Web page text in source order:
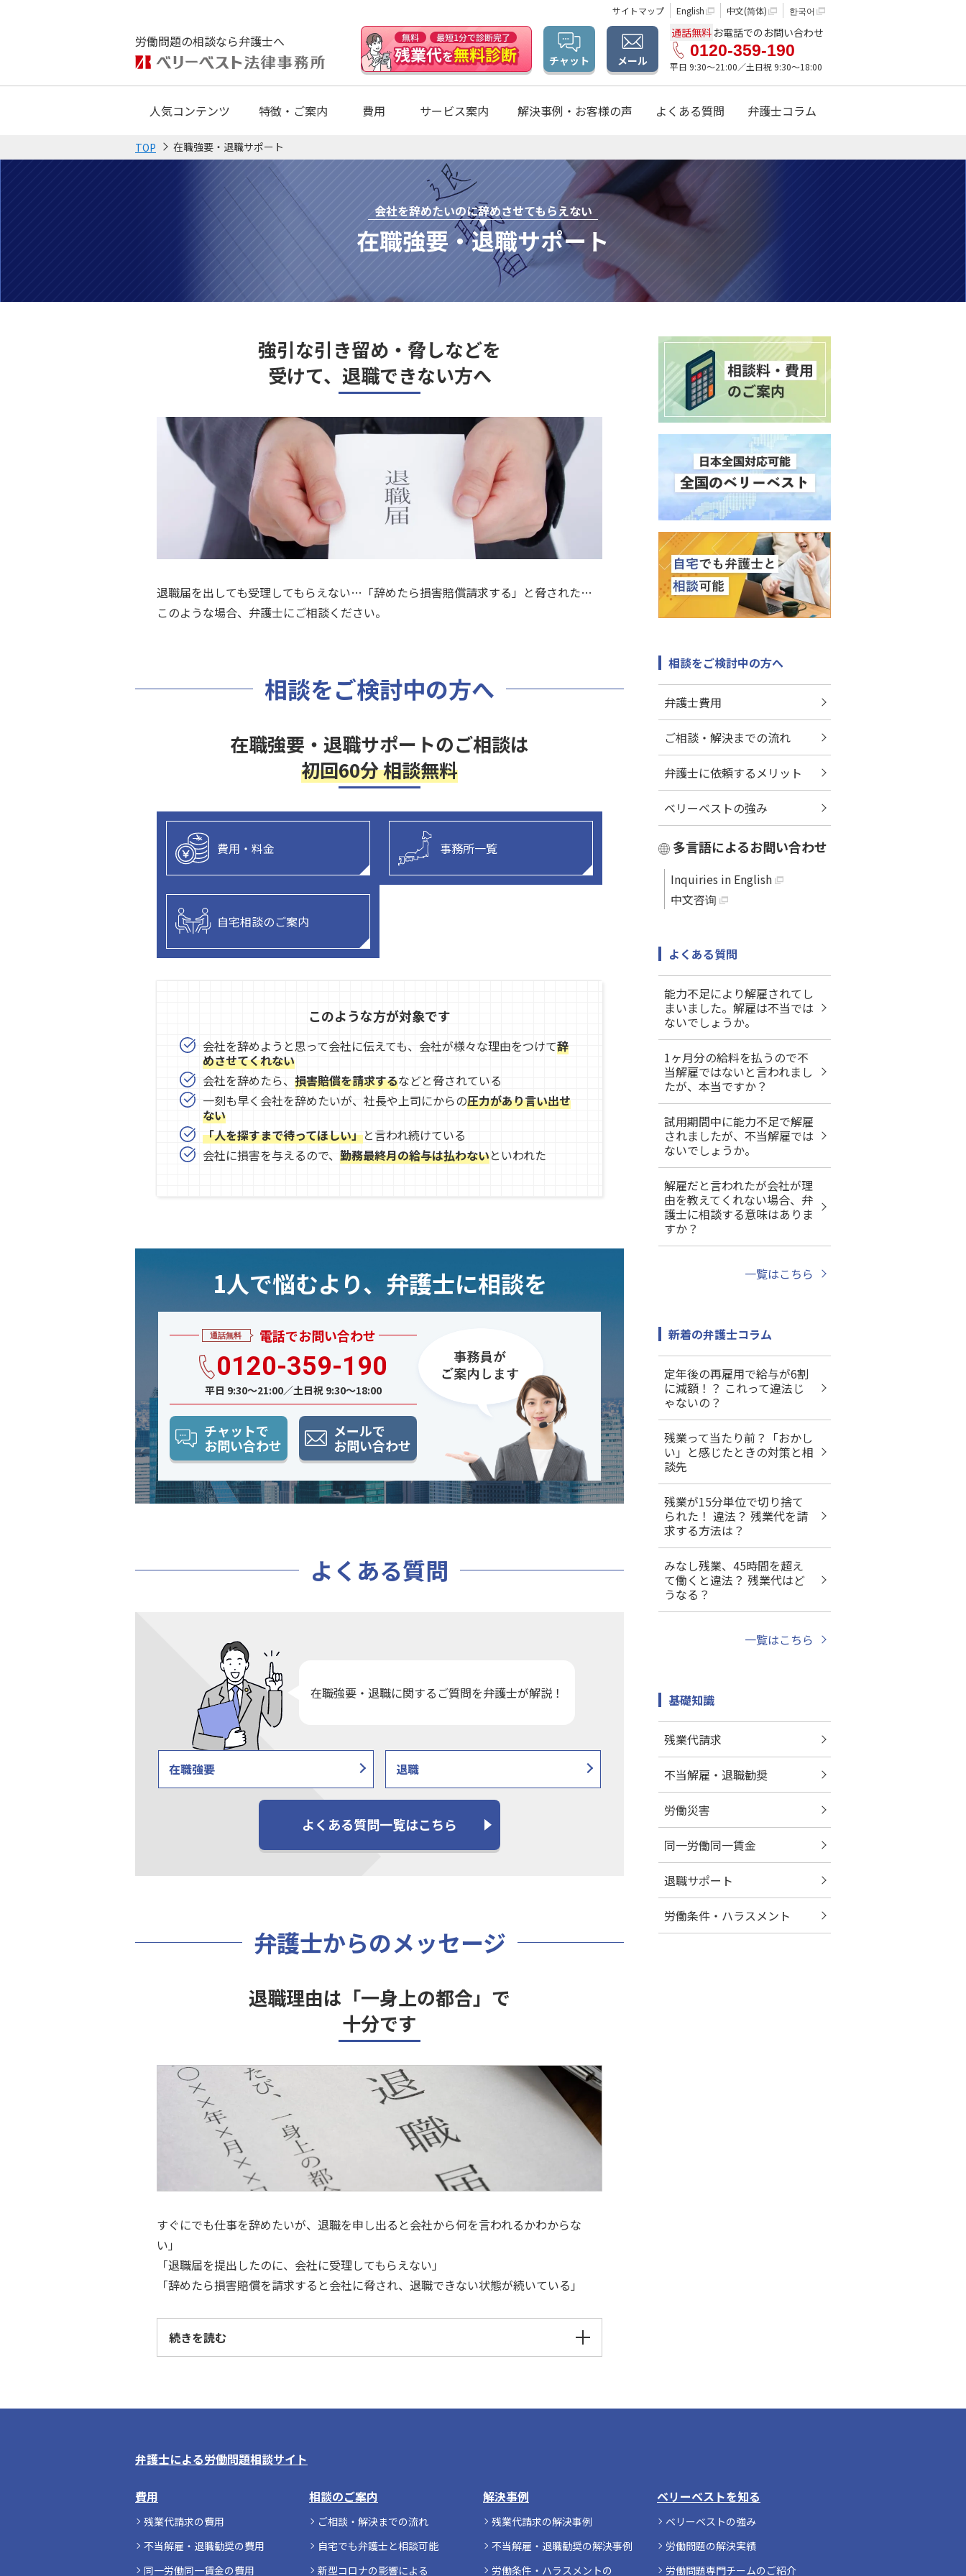
サイトマップ English 中文(简体) 한국어
労働問題の相談なら弁護士へ
チャット メール
通話無料 お電話でのお問い合わせ
0120-359-190
平日 9:30〜21:00／土日祝 9:30〜18:00
人気コンテンツ 特徴・ご案内 費用 サービス案内 解決事例・お客様の声 よくある質問 弁護士コラム
TOP 在職強要・退職サポート
会社を辞めたいのに辞めさせてもらえない
在職強要・退職サポート
強引な引き留め・脅しなどを
受けて、退職できない方へ
退職届を出しても受理してもらえない…「辞めたら損害賠償請求する」と脅された…
このような場合、弁護士にご相談ください。
相談をご検討中の方へ
在職強要・退職サポートのご相談は
初回60分 相談無料
費用・料金 事務所一覧
自宅相談のご案内
このような方が対象です
会社を辞めようと思って会社に伝えても、会社が様々な理由をつけて辞
めさせてくれない
会社を辞めたら、 損害賠償を請求するなどと脅されている
一刻も早く会社を辞めたいが、社長や上司にからの圧力があり言い出せ
ない
「人を探すまで待ってほしい」と言われ続けている
会社に損害を与えるので、 勤務最終月の給与は払わないといわれた
1人で悩むより、弁護士に相談を
電話でお問い合わせ
0120-359-190
平日 9:30〜21:00／土日祝 9:30〜18:00
チャットで
お問い合わせ
メールで
お問い合わせ
よくある質問
在職強要・退職に関するご質問を弁護士が解説！
在職強要 退職
よくある質問一覧はこちら
弁護士からのメッセージ
退職理由は「一身上の都合」で
十分です
すぐにでも仕事を辞めたいが、退職を申し出ると会社から何を言われるかわからな
い」
「退職届を提出したのに、会社に受理してもらえない」
「辞めたら損害賠償を請求すると会社に脅され、退職できない状態が続いている」
続きを読む
相談をご検討中の方へ
弁護士費用
ご相談・解決までの流れ
弁護士に依頼するメリット
ベリーベストの強み
多言語によるお問い合わせ
Inquiries in English
中文咨询
よくある質問
能力不足により解雇されてし
まいました。解雇は不当では
ないでしょうか。
1ヶ月分の給料を払うので不
当解雇ではないと言われまし
たが、本当ですか？
試用期間中に能力不足で解雇
されましたが、不当解雇では
ないでしょうか。
解雇だと言われたが会社が理
由を教えてくれない場合、弁
護士に相談する意味はありま
すか？
一覧はこちら
新着の弁護士コラム
定年後の再雇用で給与が6割
に減額！？ これって違法じ
ゃないの？
残業って当たり前？「おかし
い」と感じたときの対策と相
談先
残業が15分単位で切り捨て
られた！ 違法？ 残業代を請
求する方法は？
みなし残業、45時間を超え
て働くと違法？ 残業代はど
うなる？
一覧はこちら
基礎知識
残業代請求
不当解雇・退職勧奨
労働災害
同一労働同一賃金
退職サポート
労働条件・ハラスメント
弁護士による労働問題相談サイト
費用
残業代請求の費用
不当解雇・退職勧奨の費用
同一労働同一賃金の費用
相談のご案内
ご相談・解決までの流れ
自宅でも弁護士と相談可能
新型コロナの影響による
解決事例
残業代請求の解決事例
不当解雇・退職勧奨の解決事例
労働条件・ハラスメントの
ベリーベストを知る
ベリーベストの強み
労働問題の解決実績
労働問題専門チームのご紹介